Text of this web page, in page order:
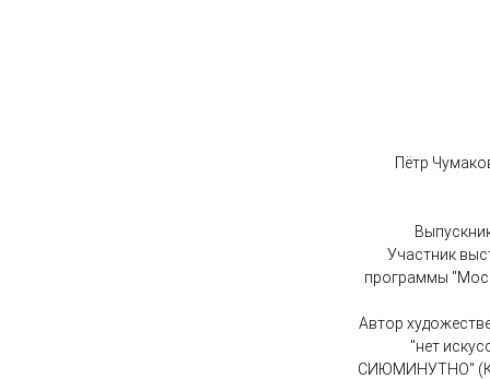
Пётр
Участник
программы
Автор
"нет
СИЮМИНУТНО"